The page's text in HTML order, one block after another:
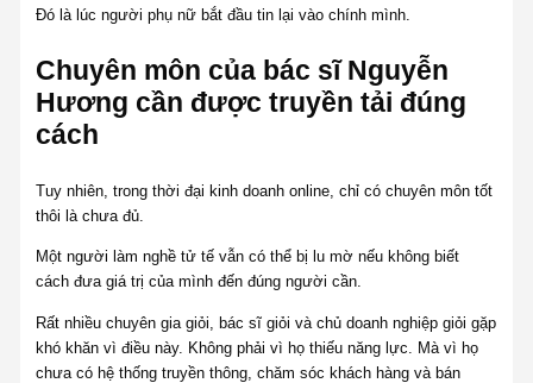
Đó là lúc người phụ nữ bắt đầu tin lại vào chính mình.
Chuyên môn của bác sĩ Nguyễn
Hương cần được truyền tải đúng
cách
Tuy nhiên, trong thời đại kinh doanh online, chỉ có chuyên môn tốt
thôi là chưa đủ.
Một người làm nghề tử tế vẫn có thể bị lu mờ nếu không biết
cách đưa giá trị của mình đến đúng người cần.
Rất nhiều chuyên gia giỏi, bác sĩ giỏi và chủ doanh nghiệp giỏi gặp
khó khăn vì điều này. Không phải vì họ thiếu năng lực. Mà vì họ
chưa có hệ thống truyền thông, chăm sóc khách hàng và bán